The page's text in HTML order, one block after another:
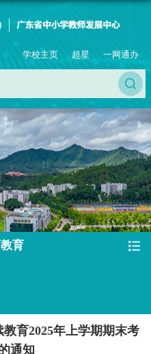
学校主页 超星 一网通办
育
育2025年上学期期末考
通知